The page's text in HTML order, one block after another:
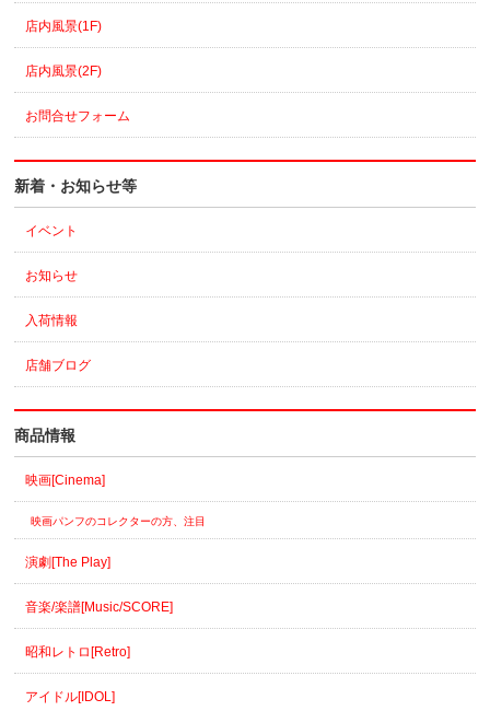
店内風景(1F)
店内風景(2F)
お問合せフォーム
新着・お知らせ等
イベント
お知らせ
入荷情報
店舗ブログ
商品情報
映画[Cinema]
映画パンフのコレクターの方、注目
演劇[The Play]
音楽/楽譜[Music/SCORE]
昭和レトロ[Retro]
アイドル[IDOL]